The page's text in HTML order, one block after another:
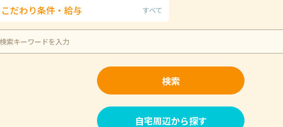
こだわり条件・給与 すべて
検索
自宅周辺から探す